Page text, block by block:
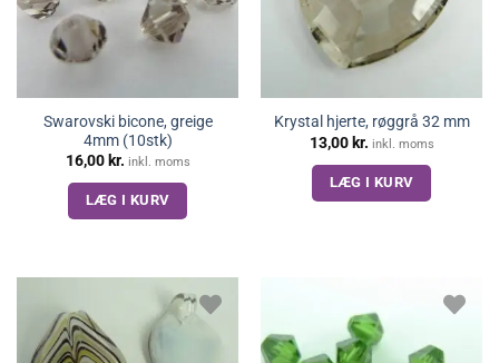
Swarovski bicone, greige
4mm (10stk)
16,00 kr. inkl. moms
LÆG I KURV
Krystal hjerte, røggrå 32 mm
13,00kr. inkl. moms
LÆG I KURV